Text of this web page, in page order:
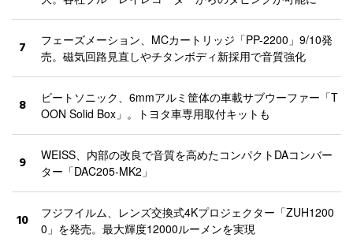
7
フェーズメーション、MCカートリッジ「PP-2200」9/10発
売。磁気回路見直しやチタンボディ新採用で音質強化
8
ビートソニック、6mmアルミ筐体の車載サブウーファー「T
OON Solid Box」。トヨタ車専用取付キットも
9
WEISS、内部の改良で音質を高めたコンパクトDAコンバー
ター「DAC205-MK2」
10
フジフイルム、レンズ交換式4Kプロジェクター「ZUH1200
0」を発売。最大輝度12000ルーメンを実現